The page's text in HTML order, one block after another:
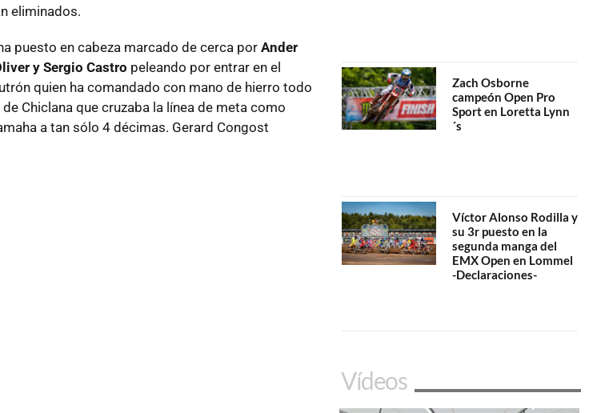
eliminados.
puesto en cabeza marcado de cerca porAnder
y Sergio Castro peleando por entrar en el
quien ha comandado con mano de hierro todo
Chiclana que cruzaba la línea de meta como
a tan sólo 4 décimas. Gerard Congost
Zach Osborne
campeón Open Pro
Sport en Loretta Lynn
´s
Víctor Alonso Rodilla y
su 3r puesto en la
segunda manga del
EMX Open en Lommel
-Declaraciones-
Vídeos